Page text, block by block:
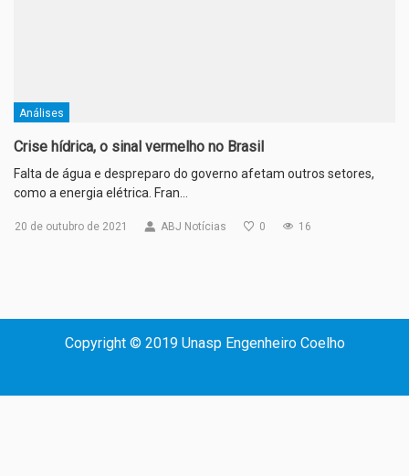
Análises
Crise hídrica, o sinal vermelho no Brasil
Falta de água e despreparo do governo afetam outros setores,
como a energia elétrica. Fran…
20 de outubro de 2021 ABJ Notícias 0 16
Copyright © 2019 Unasp Engenheiro Coelho